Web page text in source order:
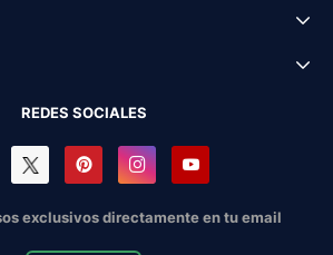
REDES SOCIALES
exclusivos directamente en tu email